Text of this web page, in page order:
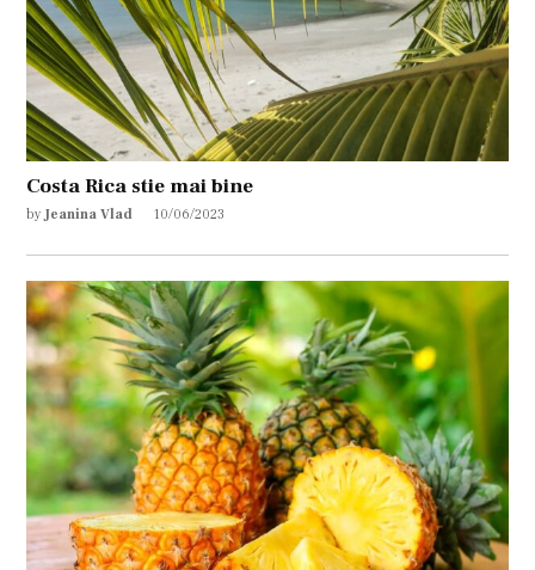
Costa Rica stie mai bine
by Jeanina Vlad 10/06/2023